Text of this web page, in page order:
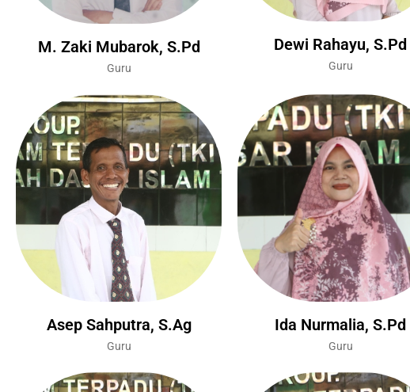
M. Zaki Mubarok, S.Pd
Guru
Dewi Rahayu, S.Pd
Guru
Asep Sahputra, S.Ag
Guru
Ida Nurmalia, S.Pd
Guru